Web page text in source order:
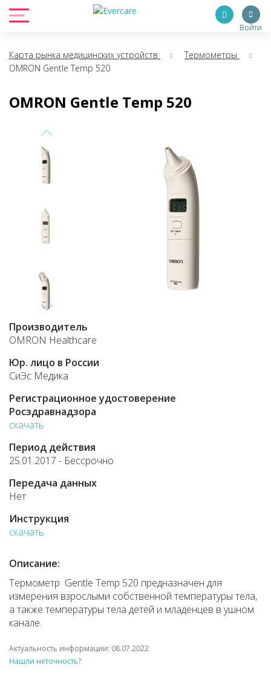
Войти
Карта рынка медицинских устройств
Термометры
OMRON Gentle Temp 520
OMRON Gentle Temp 520
Производитель
OMRON Healthcare
Юр. лицо в России
СиЭс Медика
Регистрационное удостоверение
Росздравнадзора
скачать
Период действия
25.01.2017 - Бессрочно
Передача данных
Нет
Инструкция
скачать
Описание:
Термометр Gentle Temp 520 предназначен для
измерения взрослыми собственной температуры тела,
а также температуры тела детей и младенцев в ушном
канале.
Актуальность информации: 08.07.2022
Нашли неточность?